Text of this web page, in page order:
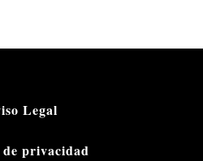
Legal
privacidad